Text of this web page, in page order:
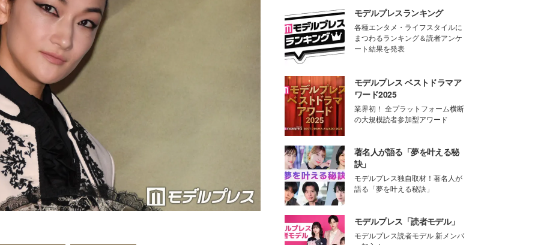
モデルプレスランキング
各種エンタメ・ライフスタイルに
まつわるランキング＆読者アンケ
ート結果を発表
モデルプレス ベストドラマア
ワード2025
業界初！ 全プラットフォーム横断
の大規模読者参加型アワード
著名人が語る「夢を叶える秘
訣」
モデルプレス独自取材！著名人が
語る「夢を叶える秘訣」
モデルプレス「読者モデル」
モデルプレス読者モデル 新メンバ